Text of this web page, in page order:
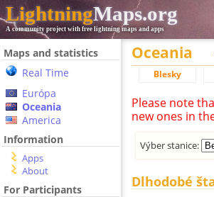
LightningMaps.org
A community project with free lightning maps and apps
Maps and statistics
Real Time
Európa
Oceania
America
Information
Apps
About
For Participants
Oceania
Blesky
Please note
new ones in
Výber stanice:
Dlhodobé